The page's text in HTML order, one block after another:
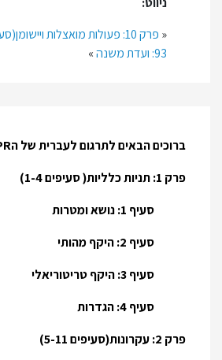
ברוכים הבאים לתרגום לעברית של הGDPR
פרק 1: תניות כלליות( סעיפים 1-4)
סעיף 1: נושא ומטרות
סעיף 2: היקף מהותי
סעיף 3: היקף טריטוריאלי
סעיף 4: הגדרות
פרק 2: עקרונות(סעיפים 5-11)
« פרק 10: פעולות מואצלות ויישומן(סעיפים 92-93)
93: ועדת משנה
»